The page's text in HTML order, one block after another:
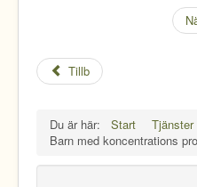
Tillb
Du är här: Start Tjänster
Barn med koncentrations